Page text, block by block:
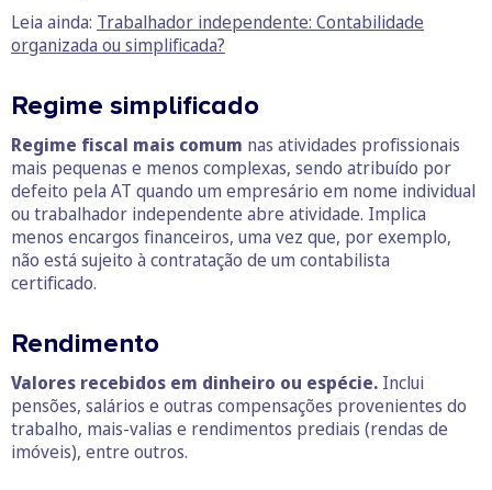
Leia ainda: Trabalhador independente: Contabilidade
organizada ou simplificada?
Regime simplificado
Regime fiscal mais comum nas atividades profissionais
mais pequenas e menos complexas, sendo atribuído por
defeito pela AT quando um empresário em nome individual
ou trabalhador independente abre atividade. Implica
menos encargos financeiros, uma vez que, por exemplo,
não está sujeito à contratação de um contabilista
certificado.
Rendimento
Valores recebidos em dinheiro ou espécie. Inclui
pensões, salários e outras compensações provenientes do
trabalho, mais-valias e rendimentos prediais (rendas de
imóveis), entre outros.